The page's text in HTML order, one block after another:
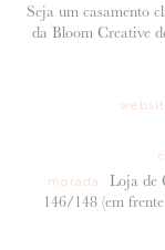
Seja um casamento
da Bloom Creative
morada: Loja de
146/148 (em